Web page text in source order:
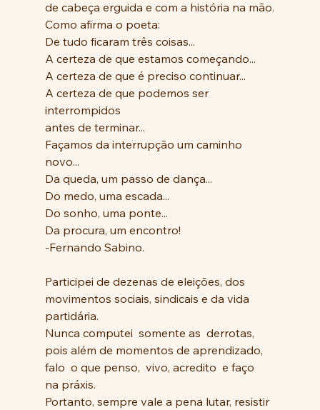
de cabeça erguida e com a história na mão.
Como afirma o poeta:
De tudo ficaram três coisas...
A certeza de que estamos começando...
A certeza de que é preciso continuar...
A certeza de que podemos ser
interrompidos
antes de terminar...
Façamos da interrupção um caminho
novo...
Da queda, um passo de dança...
Do medo, uma escada...
Do sonho, uma ponte...
Da procura, um encontro!
-Fernando Sabino.
Participei de dezenas de eleições, dos
movimentos sociais, sindicais e da vida
partidária.
Nunca computei  somente as  derrotas,
pois além de momentos de aprendizado,
falo  o que penso,  vivo, acredito  e faço
na práxis.
Portanto, sempre vale a pena lutar, resistir